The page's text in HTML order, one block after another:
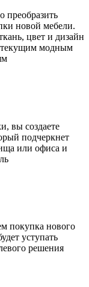
преобразить
новой мебели.
цвет и дизайн
текущим модным
вы создаете
подчеркнет
или офиса и
покупка нового
уступать
решения